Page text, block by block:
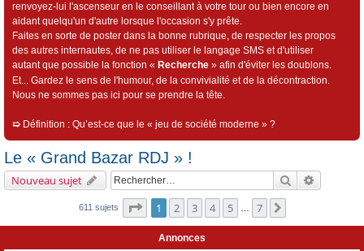
renvoyez-lui l'ascenseur en le conseillant à votre tour ou bien encore en
aidant quelqu'un d'autre lorsque l'occasion s'y prête.
Faites en sorte de poster dans la bonne rubrique, de respecter les propos
des autres internautes, de ne pas utiliser le langage SMS et d'utiliser
autant que possible la fonction « Recherche » afin d'éviter les doublons.
Et... Gardez le sens de l'humour, de la convivialité et de la décontraction.
Nous ne sommes pas ici pour se prendre la tête.
➯ Définition : Qu’est-ce que le « jeu de société moderne » ?
Le « Grand Bazar RDJ » !
Nouveau sujet Rechercher
611 sujets Page sur7
1 2 3 4 5 7
Annonces